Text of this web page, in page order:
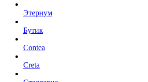
Этернум
Бутик
Contea
Creta